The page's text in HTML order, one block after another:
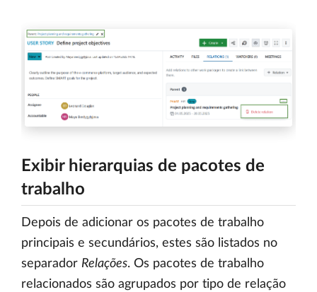
Exibir hierarquias de pacotes de
trabalho
Depois de adicionar os pacotes de trabalho
principais e secundários, estes são listados no
separador Relações. Os pacotes de trabalho
relacionados são agrupados por tipo de relação